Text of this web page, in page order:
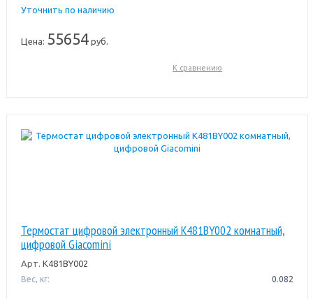
Уточнить по наличию
Цена: 55654руб.
К сравнению
Термостат цифровой электронный K481BY002 комнатный,
цифровой Giacomini
Арт. K481BY002
Вес, кг: 0.082